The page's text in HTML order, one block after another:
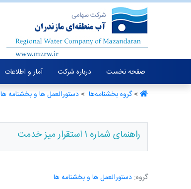
صفحه نخست درباره شرکت آمار و اطلاعات
>گروه بخشنامه‌ها ‏ > دستورالعمل ها و بخشنامه ها ‏
راهنمای شماره 1 استقرار میز خدمت
گروه: دستورالعمل ها و بخشنامه ها